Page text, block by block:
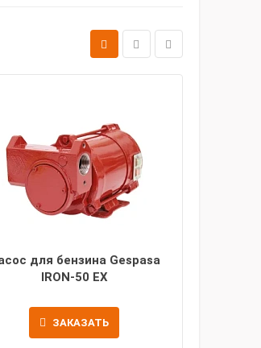
для бензина Gespasa
IRON-50 EX
ЗАКАЗАТЬ